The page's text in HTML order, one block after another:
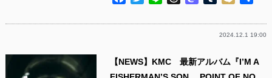
2024.12.1 19:00
【NEWS】KMC 最新アルバム『I’M A